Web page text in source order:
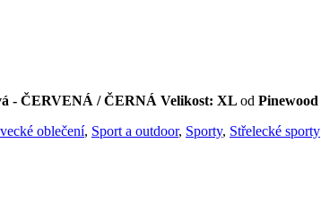
- ČERVENÁ / ČERNÁ Velikost: XL od Pinewood
oblečení, Sport a outdoor, Sporty, Střelecké sporty